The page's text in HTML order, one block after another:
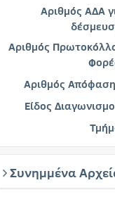
Αριθμός ΑΔΑ
Αριθμός
Αριθμός
Είδος
Συνημμένα